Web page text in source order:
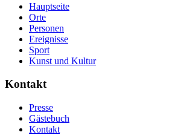
Hauptseite
Orte
Personen
Ereignisse
Sport
Kunst und Kultur
Kontakt
Presse
Gästebuch
Kontakt